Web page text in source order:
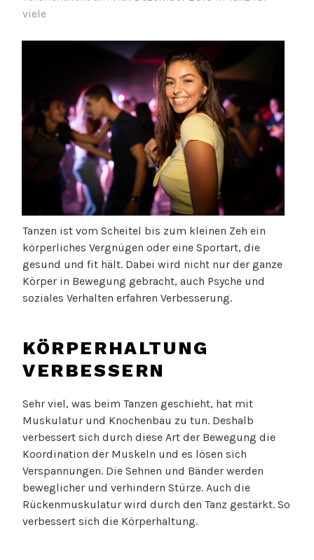
viele
Tanzen ist vom Scheitel bis zum kleinen Zeh ein
körperliches Vergnügen oder eine Sportart, die
gesund und fit hält. Dabei wird nicht nur der ganze
Körper in Bewegung gebracht, auch Psyche und
soziales Verhalten erfahren Verbesserung.
KÖRPERHALTUNG
VERBESSERN
Sehr viel, was beim Tanzen geschieht, hat mit
Muskulatur und Knochenbau zu tun. Deshalb
verbessert sich durch diese Art der Bewegung die
Koordination der Muskeln und es lösen sich
Verspannungen. Die Sehnen und Bänder werden
beweglicher und verhindern Stürze. Auch die
Rückenmuskulatur wird durch den Tanz gestärkt. So
verbessert sich die Körperhaltung.